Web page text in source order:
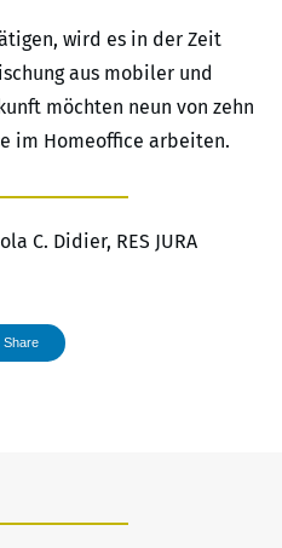
wird es in der Zeit
aus mobiler und
möchten neun von zehn
im Homeoffice arbeiten.
C. Didier, RES JURA
Share